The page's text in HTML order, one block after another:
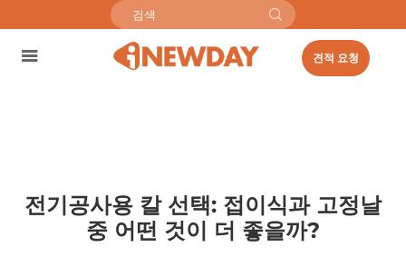
견적 요청
전기공사용 칼 선택: 접이식과 고정날
중 어떤 것이 더 좋을까?